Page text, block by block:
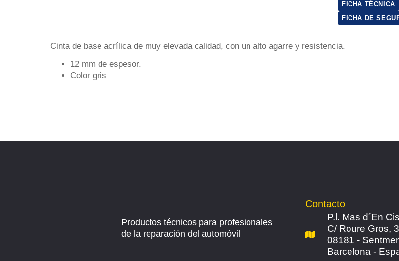
FICHA TÉCNICA
FICHA DE
Cinta de base acrílica de muy elevada calidad, con un alto agarre y resistencia.
12 mm de espesor.
Color gris
Productos técnicos para profesionales
de la reparación del automóvil
Contacto
P.l. Mas d´En
C/ Roure Gros,
08181 -
Barcelona -